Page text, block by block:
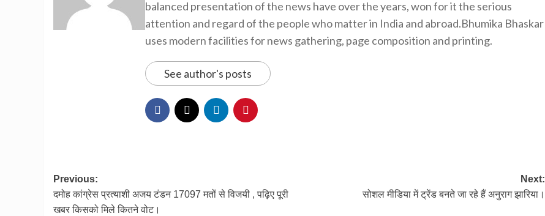
balanced presentation of the news have over the years, won for it the serious
attention and regard of the people who matter in India and abroad.Bhumika Bhaskar
uses modern facilities for news gathering, page composition and printing.
See author's posts
Post
navigation
Previous:
दमोह कांग्रेस प्रत्याशी अजय टंडन 17097 मतों से विजयी , पढ़िए पूरी
खबर किसको मिले कितने वोट।
Next:
सोशल मीडिया में ट्रेंड बनते जा रहे हैं अनुराग झारिया।